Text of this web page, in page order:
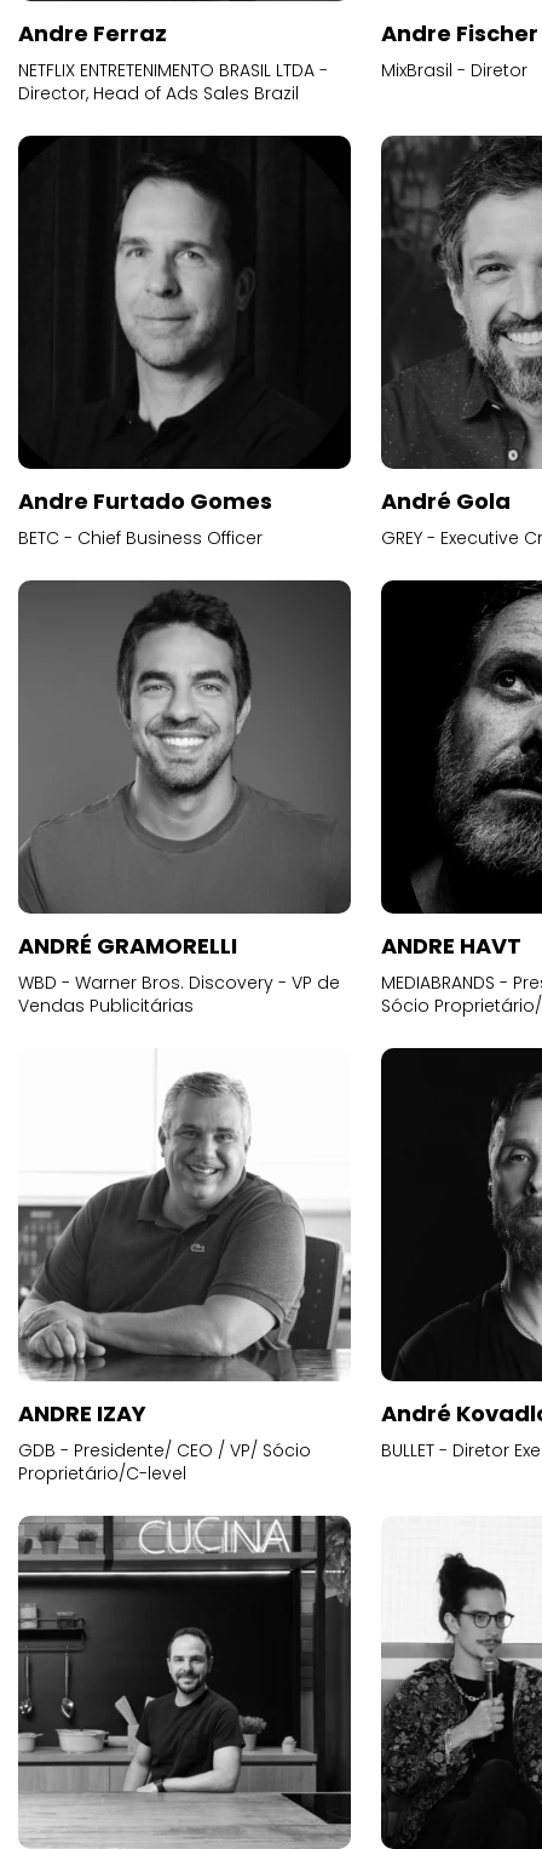
Andre Ferraz
NETFLIX ENTRETENIMENTO BRASIL LTDA -
Director, Head of Ads Sales Brazil
Andre Fischer
MixBrasil - Diretor
Andre Furtado Gomes
BETC - Chief Business Officer
André Gola
GREY - Executive
ANDRÉ GRAMORELLI
WBD - Warner Bros. Discovery - VP de
Vendas Publicitárias
ANDRE HAVT
MEDIABRANDS -
Sócio
ANDRE IZAY
GDB - Presidente/ CEO / VP/ Sócio
Proprietário/C-level
André
BULLET - Diretor